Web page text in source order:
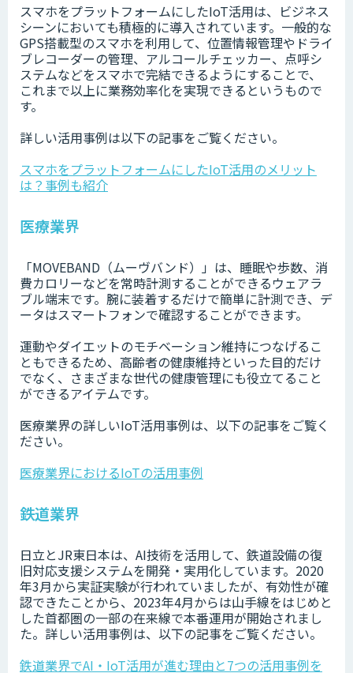
スマホをプラットフォームにしたIoT活用は、ビジネス
シーンにおいても積極的に導入されています。一般的な
GPS搭載型のスマホを利用して、位置情報管理やドライ
ブレコーダーの管理、アルコールチェッカー、点呼シ
ステムなどをスマホで完結できるようにすることで、
これまで以上に業務効率化を実現できるというもので
す。
詳しい活用事例は以下の記事をご覧ください。
スマホをプラットフォームにしたIoT活用のメリット
は？事例も紹介
医療業界
「MOVEBAND（ムーヴバンド）」は、睡眠や歩数、消
費カロリーなどを常時計測することができるウェアラ
ブル端末です。腕に装着するだけで簡単に計測でき、デ
ータはスマートフォンで確認することができます。
運動やダイエットのモチベーション維持につなげるこ
ともできるため、高齢者の健康維持といった目的だけ
でなく、さまざまな世代の健康管理にも役立てること
ができるアイテムです。
医療業界の詳しいIoT活用事例は、以下の記事をご覧く
ださい。
医療業界におけるIoTの活用事例
鉄道業界
日立とJR東日本は、AI技術を活用して、鉄道設備の復
旧対応支援システムを開発・実用化しています。2020
年3月から実証実験が行われていましたが、有効性が確
認できたことから、2023年4月からは山手線をはじめと
した首都圏の一部の在来線で本番運用が開始されまし
た。詳しい活用事例は、以下の記事をご覧ください。
鉄道業界でAI・IoT活用が進む理由と7つの活用事例を